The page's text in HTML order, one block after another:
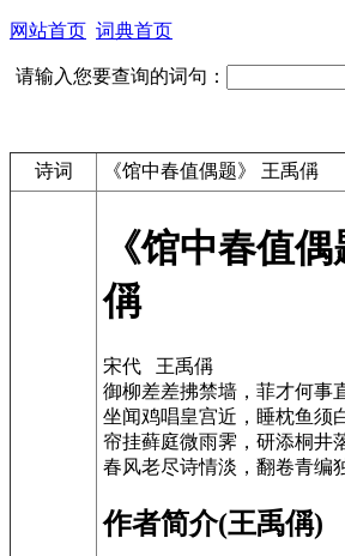
网站首页 词典首页
请输入您要查询的词句：
诗词 《馆中春值偶题》 王禹偁
《馆中春值
偁
宋代 王禹偁
御柳差差拂禁墙，菲才何事
坐闻鸡唱皇宫近，睡枕鱼须
帘挂藓庭微雨霁，研添桐井
春风老尽诗情淡，翻卷青编
作者简介(王禹偁)